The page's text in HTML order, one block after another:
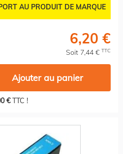
AU PRODUIT DE MARQUE
6,20 €
Soit 7,44 € TTC
Ajouter au panier
€TTC !